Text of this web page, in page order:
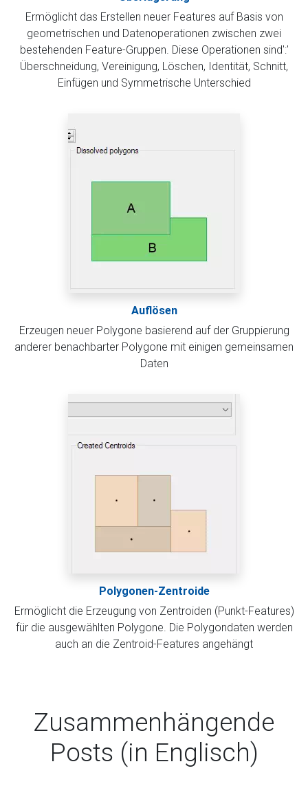
Ermöglicht das Erstellen neuer Features auf Basis von
geometrischen und Datenoperationen zwischen zwei
bestehenden Feature-Gruppen. Diese Operationen sind':'
Überschneidung, Vereinigung, Löschen, Identität, Schnitt,
Einfügen und Symmetrische Unterschied
Auflösen
Erzeugen neuer Polygone basierend auf der Gruppierung
anderer benachbarter Polygone mit einigen gemeinsamen
Daten
Polygonen-Zentroide
Ermöglicht die Erzeugung von Zentroiden (Punkt-Features)
für die ausgewählten Polygone. Die Polygondaten werden
auch an die Zentroid-Features angehängt
Zusammenhängende
Posts (in Englisch)